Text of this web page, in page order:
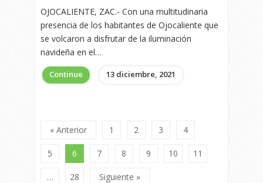
OJOCALIENTE, ZAC.- Con una multitudinaria
presencia de los habitantes de Ojocaliente que
se volcaron a disfrutar de la iluminación
navideña en el…
Continue 13 diciembre, 2021
« Anterior 1 2 3 4
5 6 7 8 9 10 11
… 28 Siguiente »